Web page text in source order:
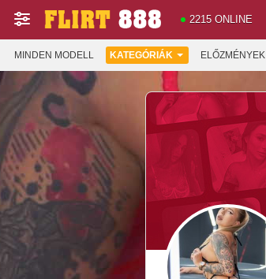
2215 ONLINE
MINDEN MODELL KATEGÓRIÁK ELŐZMÉNYEK